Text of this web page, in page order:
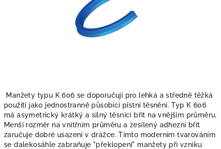
Manžety typu K 606 se doporučují pro lehká a středně těžká
použití jako jednostranně působící pístní těsnění. Typ K 606
má asymetrický krátký a silný těsnicí břit na vnějším průměru.
Menší rozměr na vnitřním průměru a zesílený adhezní břit
zaručuje dobré usazení v drážce. Tímto moderním tvarováním
se dalekosáhle zabraňuje "překlopení" manžety při vzniku